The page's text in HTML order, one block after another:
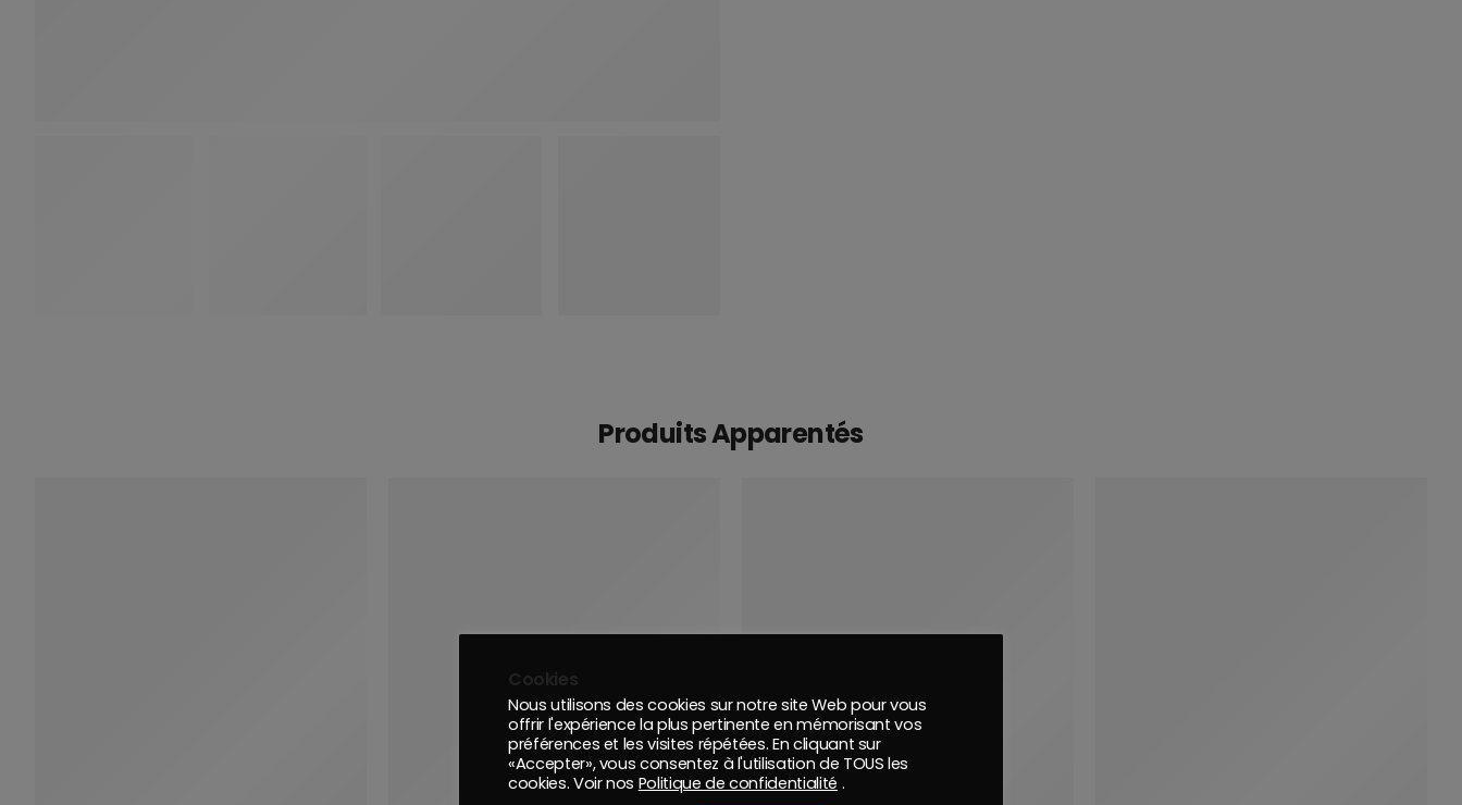
Produits Apparentés
Cookies
Nous utilisons des cookies sur notre site Web pour vous
offrir l'expérience la plus pertinente en mémorisant vos
préférences et les visites répétées. En cliquant sur
«Accepter», vous consentez à l'utilisation de TOUS les
cookies. Voir nos Politique de confidentialité .